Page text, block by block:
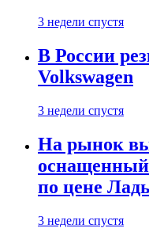
3 недели спустя
В России
Volkswagen
3 недели спустя
На рынок
оснащенный
по цене
3 недели спустя